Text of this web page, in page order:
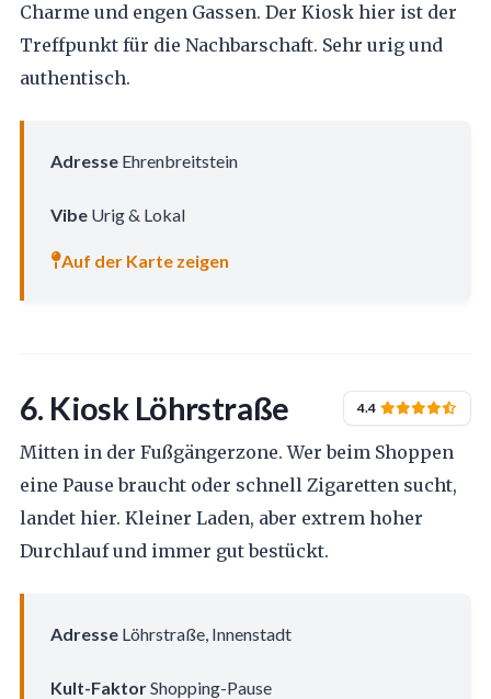
Charme und engen Gassen. Der Kiosk hier ist der
Treffpunkt für die Nachbarschaft. Sehr urig und
authentisch.
AdresseEhrenbreitstein
VibeUrig & Lokal
Auf der Karte zeigen
6. Kiosk Löhrstraße 4.4
Mitten in der Fußgängerzone. Wer beim Shoppen
eine Pause braucht oder schnell Zigaretten sucht,
landet hier. Kleiner Laden, aber extrem hoher
Durchlauf und immer gut bestückt.
AdresseLöhrstraße, Innenstadt
Kult-FaktorShopping-Pause